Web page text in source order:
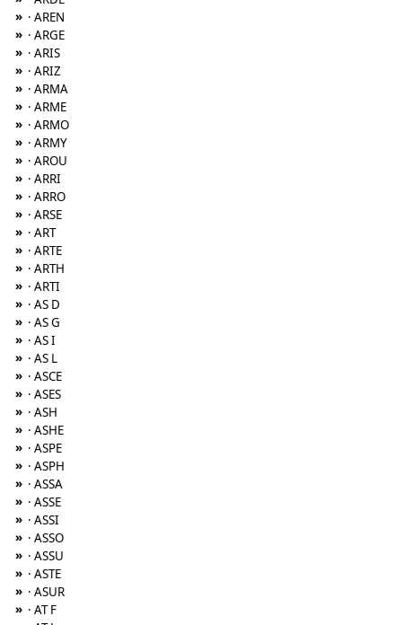
» · AREN
» · ARGE
» · ARIS
» · ARIZ
» · ARMA
» · ARME
» · ARMO
» · ARMY
» · AROU
» · ARRI
» · ARRO
» · ARSE
» · ART
» · ARTE
» · ARTH
» · ARTI
» · AS D
» · AS G
» · AS I
» · AS L
» · ASCE
» · ASES
» · ASH
» · ASHE
» · ASPE
» · ASPH
» · ASSA
» · ASSE
» · ASSI
» · ASSO
» · ASSU
» · ASTE
» · ASUR
» · AT F